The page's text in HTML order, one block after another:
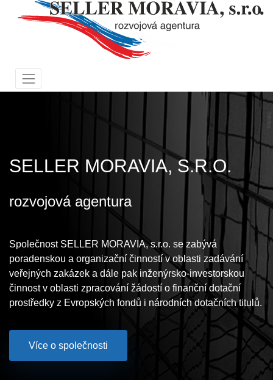
SELLER MORAVIA, S.R.O.
rozvojová agentura
Společnost SELLER MORAVIA, s.r.o. se zabývá
poradenskou a organizační činností v oblasti zadávání
veřejných zakázek a dále pak inženýrsko-investorskou
činnost v oblasti zpracování žádostí o finanční dotační
prostředky z Evropských fondů i národních dotačních titulů.
Více o společnosti